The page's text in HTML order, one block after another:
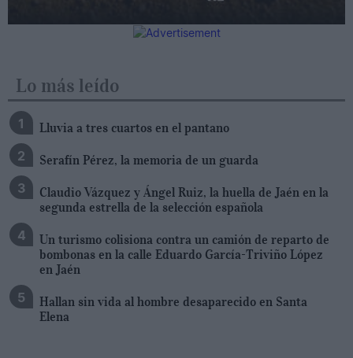
Lo más leído
Lluvia a tres cuartos en el pantano
Serafín Pérez, la memoria de un guarda
Claudio Vázquez y Ángel Ruiz, la huella de Jaén en la
segunda estrella de la selección española
Un turismo colisiona contra un camión de reparto de
bombonas en la calle Eduardo García-Triviño López
en Jaén
Hallan sin vida al hombre desaparecido en Santa
Elena